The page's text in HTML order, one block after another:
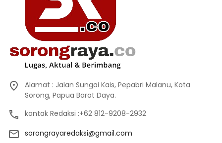
Alamat : Jalan Sungai Kais, Pepabri Malanu, Kota
Sorong, Papua Barat Daya.
kontak Redaksi :+62 812-9208-2932
sorongrayaredaksi@gmail.com